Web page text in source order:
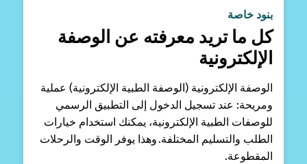
بنود خاصة
كل ما تريد معرفته عن الوصفة
الإلكترونية
الوصفة الإلكترونية (الوصفة الطبية الإلكترونية) عملية
ومريحة: عند تسجيل الدخول إلى التطبيق الرسمي
للوصفات الطبية الإلكترونية، يمكنك استخدام خيارات
الطلب والتسليم المختلفة. وهذا يوفر الوقت والرحلات
المقطوعة.